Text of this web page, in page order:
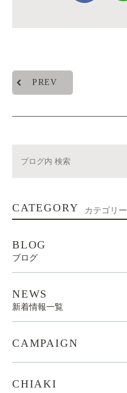
PREV
CATEGORY カテゴリー
BLOG
ブログ
NEWS
新着情報一覧
CAMPAIGN
CHIAKI